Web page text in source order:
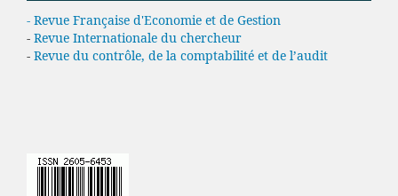
- Revue Française d'Economie et de Gestion
- Revue Internationale du chercheur
- Revue du contrôle, de la comptabilité et de l’audit